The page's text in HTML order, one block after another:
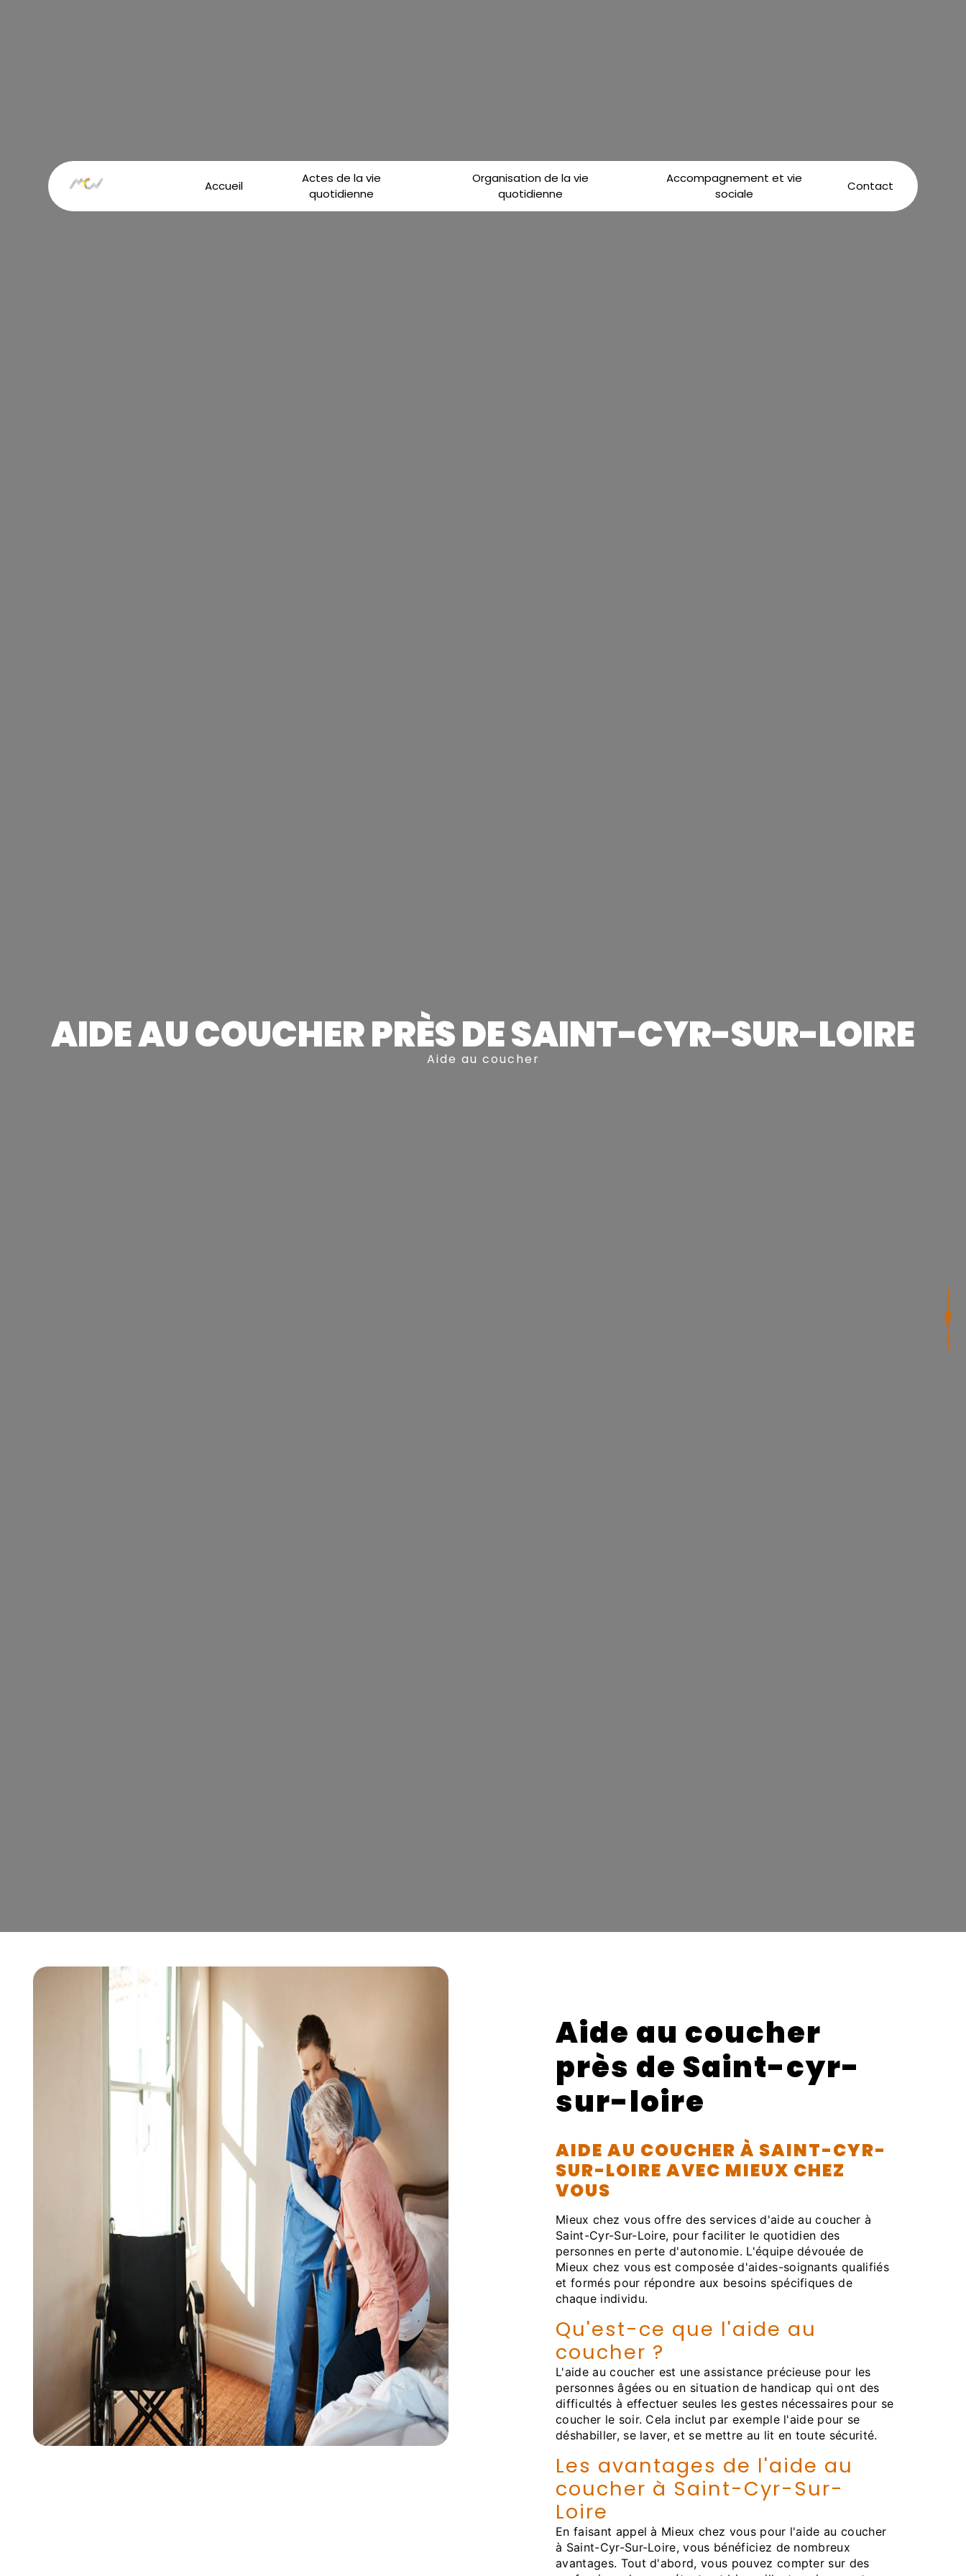
Accueil
Actes de la vie
quotidienne
Organisation de la vie
quotidienne
Accompagnement et vie
sociale
Contact
AIDE AU COUCHER PRÈS DE SAINT-CYR-SUR-LOIRE
Aide au coucher
Aide au coucher
près de Saint-cyr-
sur-loire
AIDE AU COUCHER À SAINT-CYR-
SUR-LOIRE AVEC MIEUX CHEZ
VOUS
Mieux chez vous offre des services d'aide au coucher à
Saint-Cyr-Sur-Loire, pour faciliter le quotidien des
personnes en perte d'autonomie. L'équipe dévouée de
Mieux chez vous est composée d'aides-soignants qualifiés
et formés pour répondre aux besoins spécifiques de
chaque individu.
Qu'est-ce que l'aide au
coucher ?
L'aide au coucher est une assistance précieuse pour les
personnes âgées ou en situation de handicap qui ont des
difficultés à effectuer seules les gestes nécessaires pour se
coucher le soir. Cela inclut par exemple l'aide pour se
déshabiller, se laver, et se mettre au lit en toute sécurité.
Les avantages de l'aide au
coucher à Saint-Cyr-Sur-
Loire
En faisant appel à Mieux chez vous pour l'aide au coucher
à Saint-Cyr-Sur-Loire, vous bénéficiez de nombreux
avantages. Tout d'abord, vous pouvez compter sur des